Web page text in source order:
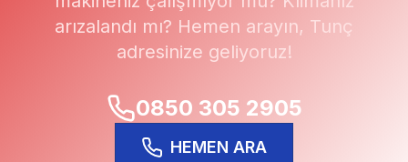
arızalandı mı? Hemen arayın, Tunç
adresinize geliyoruz!
0850 305 2905
HEMEN ARA